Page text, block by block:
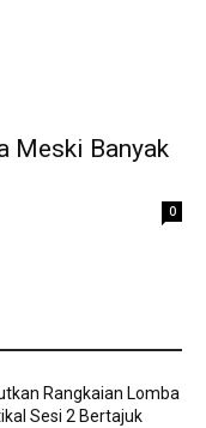
Meski Banyak
0
Rangkaian Lomba
Sesi 2 Bertajuk